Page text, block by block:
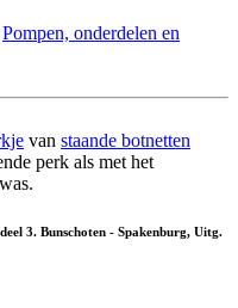
Pompen, onderdelen en
van staande botnetten
perk als met het
3. Bunschoten - Spakenburg, Uitg.